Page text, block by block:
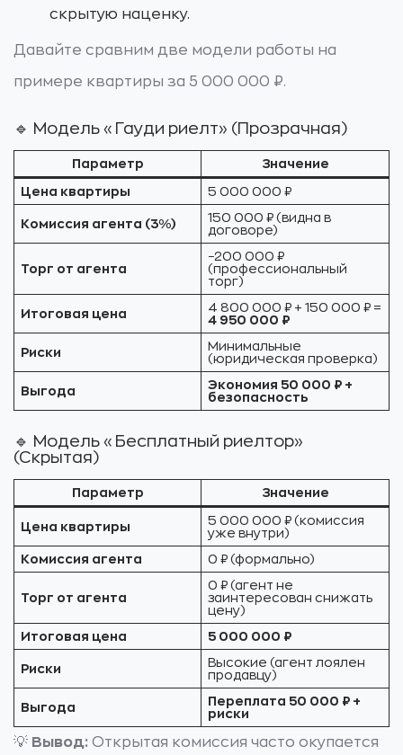
скрытую наценку.
Давайте сравним две модели работы на
примере квартиры за 5 000 000 ₽.
🔹 Модель «Гауди риелт» (Прозрачная)
Параметр Значение
Цена квартиры 5 000 000 ₽
Комиссия агента (3%)
150 000 ₽ (видна в
договоре)
Торг от агента
−200 000 ₽
(профессиональный
торг)
Итоговая цена
4 800 000 ₽ + 150 000 ₽ =
4 950 000 ₽
Риски
Минимальные
(юридическая проверка)
Выгода
Экономия 50 000 ₽ +
безопасность
🔹 Модель «Бесплатный риелтор»
(Скрытая)
Параметр Значение
Цена квартиры
5 000 000 ₽ (комиссия
уже внутри)
Комиссия агента 0 ₽ (формально)
Торг от агента
0 ₽ (агент не
заинтересован снижать
цену)
Итоговая цена 5 000 000 ₽
Риски
Высокие (агент лоялен
продавцу)
Выгода
Переплата 50 000 ₽ +
риски
💡 Вывод: Открытая комиссия часто окупается